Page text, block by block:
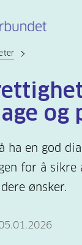
og
ha en god
for å sikre
ønsker.